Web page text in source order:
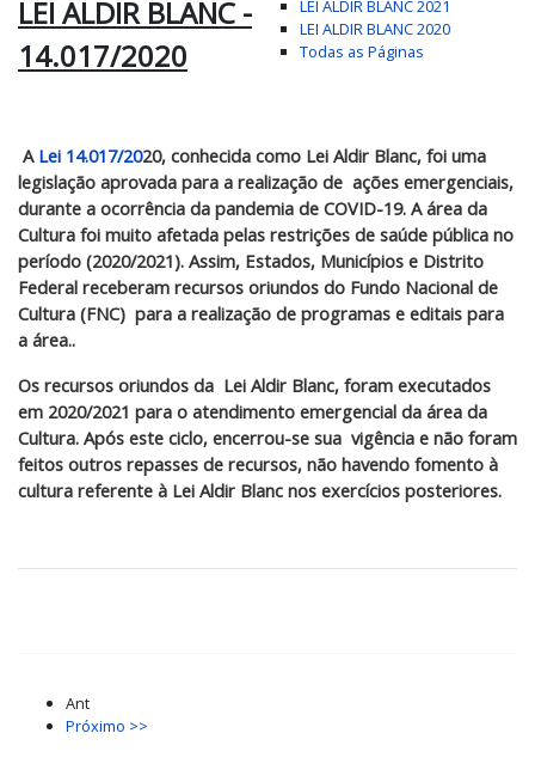
LEI ALDIR BLANC 2021
LEI ALDIR BLANC 2020
Todas as Páginas
LEI ALDIR BLANC -
14.017/2020
A Lei 14.017/2020, conhecida como Lei Aldir Blanc, foi uma
legislação aprovada para a realização de ações emergenciais,
durante a ocorrência da pandemia de COVID-19. A área da
Cultura foi muito afetada pelas restrições de saúde pública no
período (2020/2021). Assim, Estados, Municípios e Distrito
Federal receberam recursos oriundos do Fundo Nacional de
Cultura (FNC) para a realização de programas e editais para
a área..
Os recursos oriundos da Lei Aldir Blanc, foram executados
em 2020/2021 para o atendimento emergencial da área da
Cultura. Após este ciclo, encerrou-se sua vigência e não foram
feitos outros repasses de recursos, não havendo fomento à
cultura referente à Lei Aldir Blanc nos exercícios posteriores.
Ant
Próximo >>